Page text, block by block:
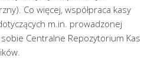
Co więcej, współpraca kasy
m.in. prowadzonej
Centralne Repozytorium Kas